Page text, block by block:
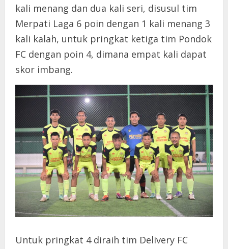
kali menang dan dua kali seri, disusul tim
Merpati Laga 6 poin dengan 1 kali menang 3
kali kalah, untuk pringkat ketiga tim Pondok
FC dengan poin 4, dimana empat kali dapat
skor imbang.
Untuk pringkat 4 diraih tim Delivery FC